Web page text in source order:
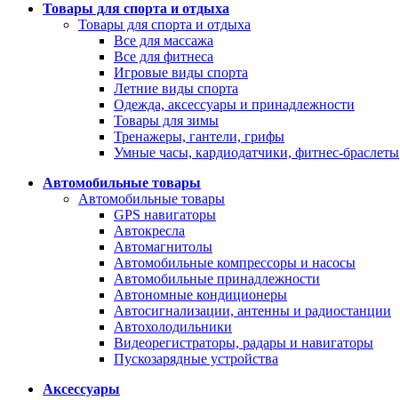
Товары для спорта и отдыха
Товары для спорта и отдыха
Все для массажа
Все для фитнеса
Игровые виды спорта
Летние виды спорта
Одежда, аксессуары и принадлежности
Товары для зимы
Тренажеры, гантели, грифы
Умные часы, кардиодатчики, фитнес-браслеты
Автомобильные товары
Автомобильные товары
GPS навигаторы
Автокресла
Автомагнитолы
Автомобильные компрессоры и насосы
Автомобильные принадлежности
Автономные кондиционеры
Автосигнализации, антенны и радиостанции
Автохолодильники
Видеорегистраторы, радары и навигаторы
Пускозарядные устройства
Аксессуары